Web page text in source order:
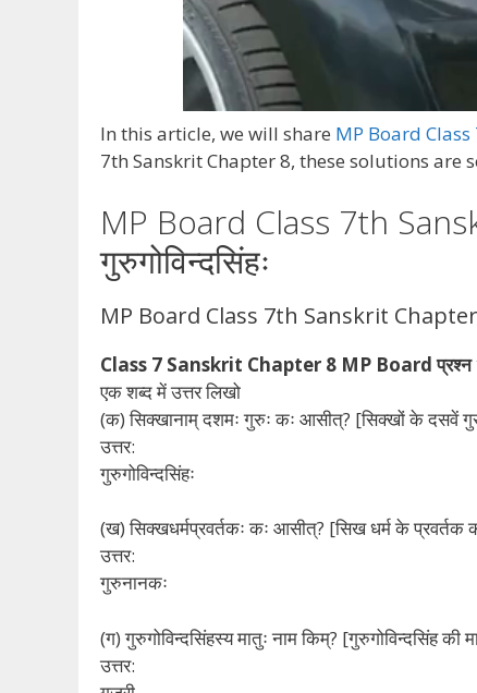
In this article, we will share MP Board
7th Sanskrit Chapter 8, these solutions are
MP Board Class 7th
गुरुगोविन्दसिंहः
MP Board Class 7th Sanskrit Chapter
Class 7 Sanskrit Chapter 8 MP Board प्रश्न
एक शब्द में उत्तर लिखो
(क) सिक्खानाम् दशमः गुरुः कः आसीत्? [सिक्खों के दसवें
उत्तर:
गुरुगोविन्दसिंहः
(ख) सिक्खधर्मप्रवर्तकः कः आसीत्? [सिख धर्म के प्रवर्तक
उत्तर:
गुरुनानकः
(ग) गुरुगोविन्दसिंहस्य मातुः नाम किम्? [गुरुगोविन्दसिंह की
उत्तर: